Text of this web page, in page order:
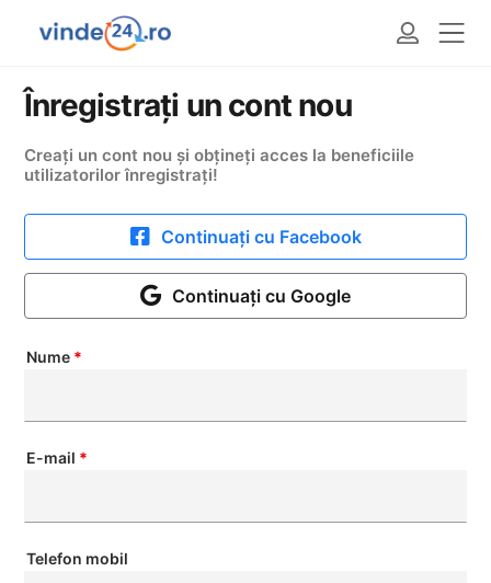
Înregistrați un cont nou
Creați un cont nou și obțineți acces la beneficiile
utilizatorilor înregistrați!
Continuați cu Facebook
Continuați cu Google
Nume *
E-mail *
Telefon mobil